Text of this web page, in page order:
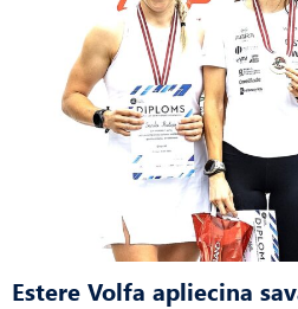
Estere Volfa apliecina